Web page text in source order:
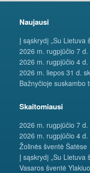
Naujausi
Į sąskrydį „Su Lietuva
2026 m. rugpjūčio 7 d.
2026 m. rugpjūčio 4 d.
2026 m. liepos 31 d.
Bažnyčioje suskambo
Skaitomiausi
2026 m. rugpjūčio 7 d.
2026 m. rugpjūčio 4 d.
Žolinės šventė Šatėse
Į sąskrydį „Su Lietuva
Vasaros šventė